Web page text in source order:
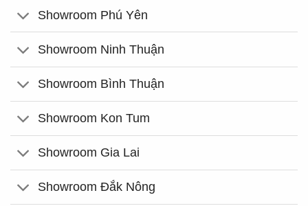
Showroom Phú Yên
Showroom Ninh Thuận
Showroom Bình Thuận
Showroom Kon Tum
Showroom Gia Lai
Showroom Đắk Nông